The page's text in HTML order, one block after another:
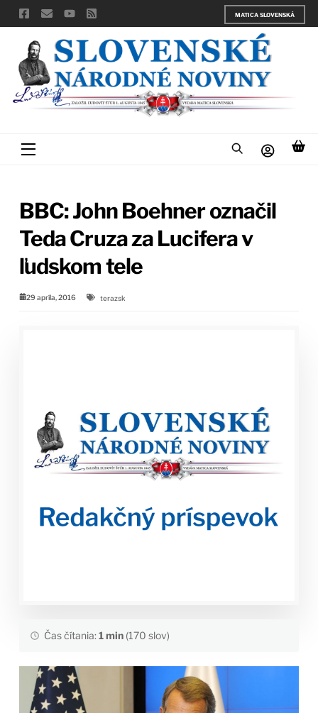
Skip
to
content
MATICA SLOVENSKÁ
Menu
BBC: John Boehner označil
Teda Cruza za Lucifera v
ľudskom tele
29 apríla, 2016 terazsk
Čas čítania:1 min(170 slov)